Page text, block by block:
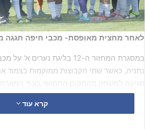
לאחר מחצית מאופסת- מכבי חיפה חגגה
במסגרת המחזור ה-12 בליגת
נתניה, כאשר שתי הקבוצות ממוקמות בצמוד
מגיעה למשחק מהמקום החמישי בעוד
מן העבר השני היהלומים הגיעו אחרי הפסד 0-1 להפועל ת"א החזקה.
קרא עוד